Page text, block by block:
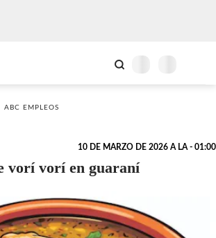
ABC EMPLEOS
10 DE MARZO DE 2026 A LA - 01:00
vorí vorí en guaraní